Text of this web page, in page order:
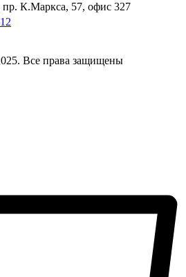
пр. К.Маркса, 57, офис 327
Все права защищены